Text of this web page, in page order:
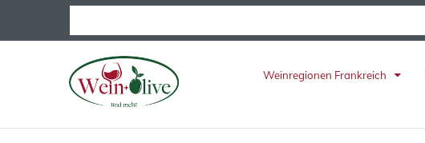
Weinregionen Frankreich